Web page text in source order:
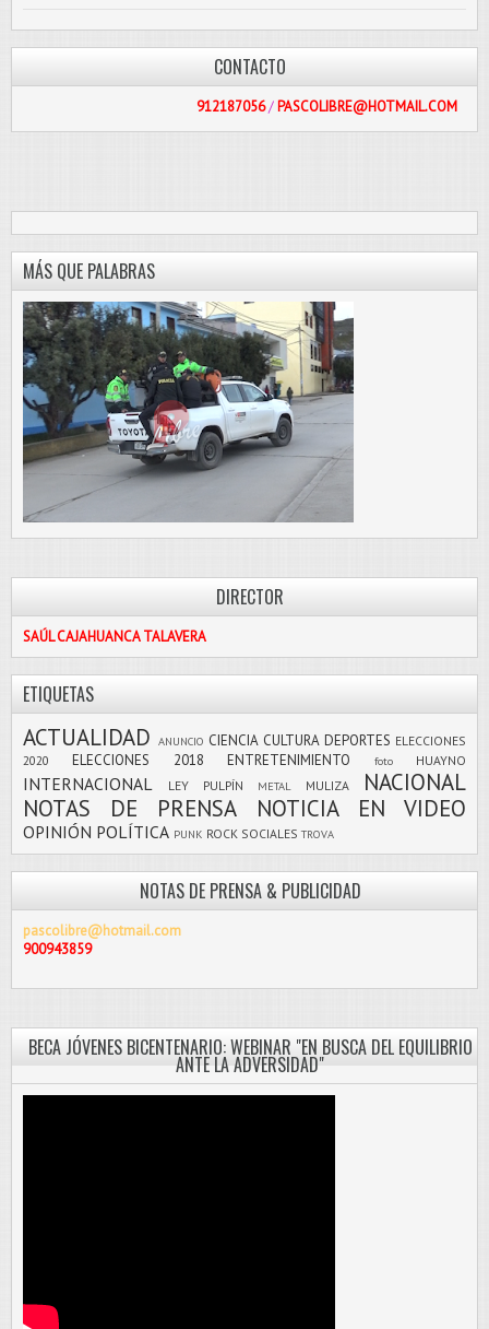
CONTACTO
PASCOLIBRE@HOTMAIL.COM
MÁS QUE PALABRAS
DIRECTOR
SAÚL CAJAHUANCA TALAVERA
ETIQUETAS
ACTUALIDAD ANUNCIO CIENCIA CULTURA DEPORTES ELECCIONES
2020
ELECCIONES 2018 ENTRETENIMIENTO foto HUAYNO
INTERNACIONAL LEY PULPÍN METAL MULIZA
NACIONAL
NOTAS DE PRENSA
NOTICIA EN VIDEO
OPINIÓN POLÍTICA PUNK ROCK SOCIALES TROVA
NOTAS DE PRENSA & PUBLICIDAD
pascolibre@hotmail.com
900943859
BECA JÓVENES BICENTENARIO: WEBINAR "EN BUSCA DEL EQUILIBRIO
ANTE LA ADVERSIDAD"